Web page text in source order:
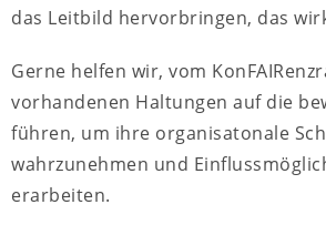
das Leitbild hervorbringen, das
Gerne helfen wir, vom
vorhandenen Haltungen auf die
führen, um ihre organisatonale
wahrzunehmen und
erarbeiten.